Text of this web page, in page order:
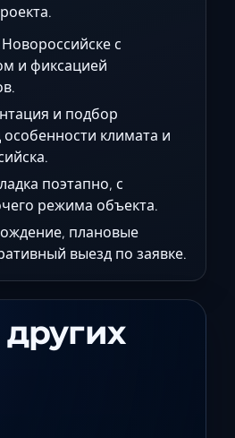
с
и фиксацией
и подбор
климата и
поэтапно, с
режима объекта.
плановые
выезд по заявке.